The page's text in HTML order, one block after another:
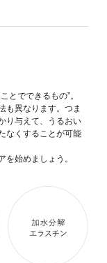
とでできるもの”。
も異なります。つま
り与えて、
うるおい
なくすることが可能
始めましょう。